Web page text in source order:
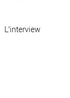
L'interview